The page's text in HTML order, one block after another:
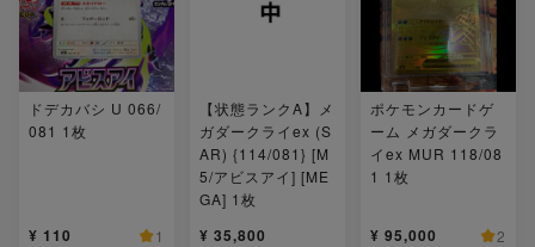
ドデカバシ U 066/
081 1枚
¥ 110 1
【状態ランクA】メ
ガダークライex (S
AR) {114/081} [M
5/アビスアイ] [ME
GA] 1枚
¥ 35,800
ポケモンカードゲ
ーム メガダークラ
イex MUR 118/08
1 1枚
¥ 95,000 2